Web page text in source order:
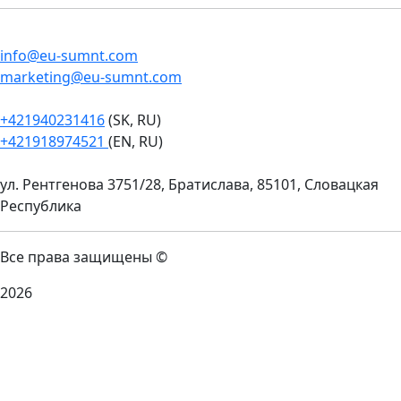
info@eu-sumnt.com
marketing@eu-sumnt.com
+421940231416(SK, RU)
+421918974521 (EN, RU)
ул. Рентгенова 3751/28, Братислава, 85101, Словацкая
Республика
Все права защищены ©
2026